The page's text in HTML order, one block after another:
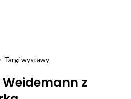
Targi wystawy
Weidemann z